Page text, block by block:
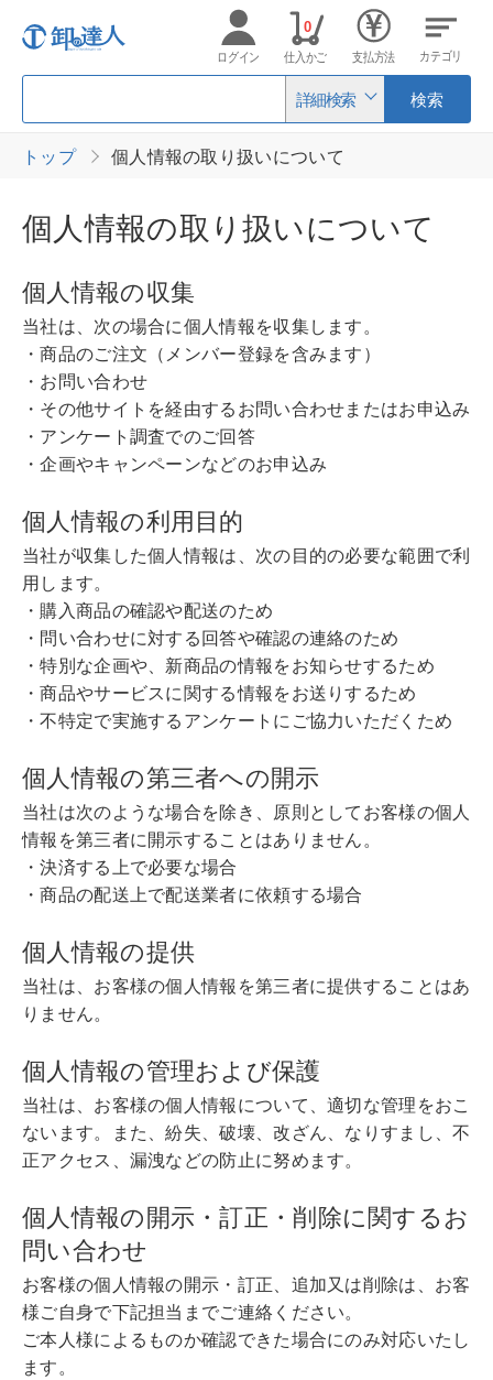
詳細検索 検索
ログイン 仕入かご
0
支払方法 カテゴリ
トップ 個人情報の取り扱いについて
個人情報の取り扱いについて
個人情報の収集
当社は、次の場合に個人情報を収集します。
・商品のご注文（メンバー登録を含みます）
・お問い合わせ
・その他サイトを経由するお問い合わせまたはお申込み
・アンケート調査でのご回答
・企画やキャンペーンなどのお申込み
個人情報の利用目的
当社が収集した個人情報は、次の目的の必要な範囲で利
用します。
・購入商品の確認や配送のため
・問い合わせに対する回答や確認の連絡のため
・特別な企画や、新商品の情報をお知らせするため
・商品やサービスに関する情報をお送りするため
・不特定で実施するアンケートにご協力いただくため
個人情報の第三者への開示
当社は次のような場合を除き、原則としてお客様の個人
情報を第三者に開示することはありません。
・決済する上で必要な場合
・商品の配送上で配送業者に依頼する場合
個人情報の提供
当社は、お客様の個人情報を第三者に提供することはあ
りません。
個人情報の管理および保護
当社は、お客様の個人情報について、適切な管理をおこ
ないます。また、紛失、破壊、改ざん、なりすまし、不
正アクセス、漏洩などの防止に努めます。
個人情報の開示・訂正・削除に関するお
問い合わせ
お客様の個人情報の開示・訂正、追加又は削除は、お客
様ご自身で下記担当までご連絡ください。
ご本人様によるものか確認できた場合にのみ対応いたし
ます。